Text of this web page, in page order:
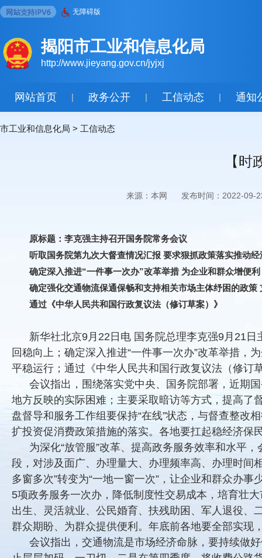
无障碍版
揭阳市工业和信息化局
http://www.jieyang.gov.cn/jyjxj
网站首页 | 政务公开 | 工信动态 | 通知
市工业和信息化局 > 工信动态
【
来源：本网 发布时间：2022-09-
原标题： 李克强主持召开国务院常务会议
听取国务院第九次大督查情况汇报 要求狠抓政策落实推动
确定深入推进“一件事一次办”改革举措 为企业和群众增便利
确定强化交通物流保通保畅和支持相关市场主体纾困的政策
通过《中华人民共和国行政复议法（修订草案）》
新华社北京9月22日电 国务院总理李克强9月21
回稳向上；确定深入推进“一件事一次办”改革举措
平稳运行；通过《中华人民共和国行政复议法（修订
会议指出，围绕落实党中央、国务院部署，近期
地方反映的实际困难；主要采取暗访等方式，提高了
盘督导和服务工作组要保持“在线”状态，与督查整改
扩投资促消费政策措施的落实。各地要扛起稳经济保
为深化“放管服”改革、提高政务服务效率和水平
段，对涉及面广、办理量大、办理频率高、办理时间
多窗多次”转变为“一地一窗一次”，让企业和群众办
5项政务服务一次办，降低制度性交易成本，培育壮
出生、灵活就业、公民婚育、扶残助困、军人退役、
群众期盼、为群众提供便利。年底前各地要全部实现
会议指出，交通物流是市场经济命脉，要持续做